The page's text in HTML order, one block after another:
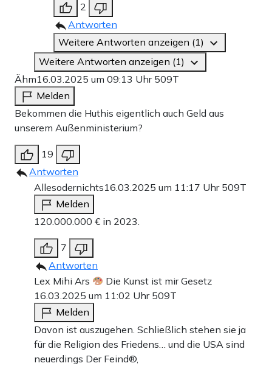
2
Antworten
Weitere Antworten anzeigen (1)
Weitere Antworten anzeigen (1)
Ähm16.03.2025 um 09:13 Uhr 509T
Melden
Bekommen die Huthis eigentlich auch Geld aus
unserem Außenministerium?
19
Antworten
Allesodernichts16.03.2025 um 11:17 Uhr 509T
Melden
120.000.000 € in 2023.
7
Antworten
Lex Mihi Ars
Die Kunst ist mir Gesetz
16.03.2025 um 11:02 Uhr 509T
Melden
Davon ist auszugehen. Schließlich stehen sie ja
für die Religion des Friedens… und die USA sind
neuerdings Der Feind®,